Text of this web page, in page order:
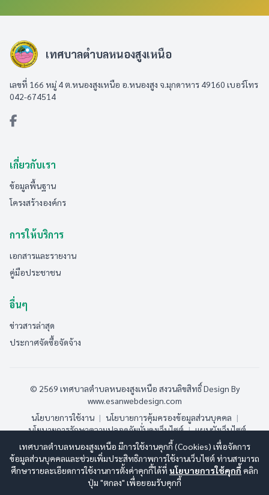
เทศบาลตำบลหนองสูงเหนือ
เลขที่ 166 หมู่ 4 ต.หนองสูงเหนือ อ.หนองสูง จ.มุกดาหาร 49160 เบอร์โทร
042-674514
เกี่ยวกับเรา
ข้อมูลพื้นฐาน
โครงสร้างองค์กร
การให้บริการ
เอกสารและรายงาน
คู่มือประชาชน
อื่นๆ
ข่าวสารล่าสุด
ประกาศจัดซื้อจัดจ้าง
© 2569 เทศบาลตำบลหนองสูงเหนือ สงวนลิขสิทธิ์Design By
www.esanwebdesign.com
นโยบายการใช้งาน | นโยบายการคุ้มครองข้อมูลส่วนบุคคล |
นโยบายการรักษาความปลอดภัยมั่นคงเว็บไซต์ | แผนผังเว็บไซต์
ออนไลน์:1 ทั้งหมด:59 (ดูสถิติทั้งหมด)
เทศบาลตำบลหนองสูงเหนือ มีการใช้งานคุกกี้ (Cookies) เพื่อจัดการ
ข้อมูลส่วนบุคคลและช่วยเพิ่มประสิทธิภาพการใช้งานเว็บไซต์ ท่านสามารถ
ศึกษารายละเอียดการใช้งานการตั้งค่าคุกกี้ได้ที่ นโยบายการใช้คุกกี้ คลิก
ปุ่ม "ตกลง" เพื่อยอมรับคุกกี้